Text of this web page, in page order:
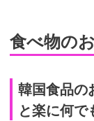
食べ物の
韓国食品の
と楽に何で